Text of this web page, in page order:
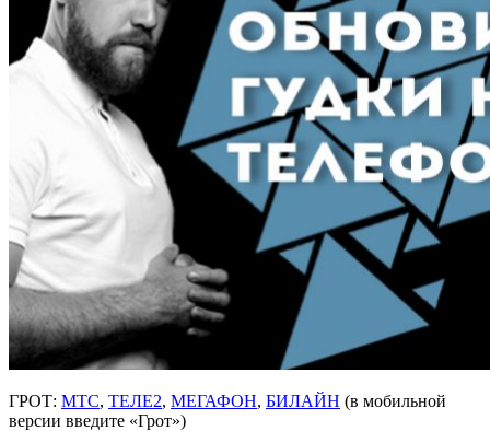
ГРОТ: МТС, ТЕЛЕ2, МЕГАФОН, БИЛАЙН (в мобильной
версии введите «Грот»)